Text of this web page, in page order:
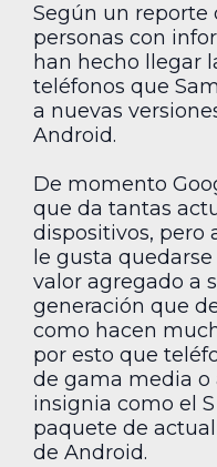
Según un reporte
personas con
han hecho llegar
teléfonos que
a nuevas
Android.
De momento
que da tantas
dispositivos, pero
le gusta
valor agregado a
generación que
como hacen
por esto que
de gama media o
insignia como el
paquete de
de Android.